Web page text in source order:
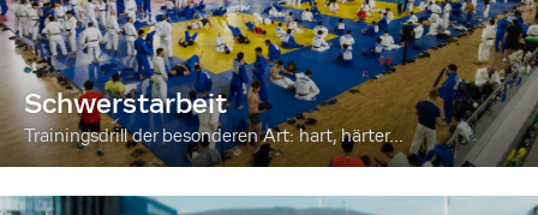
Schwerstarbeit
Trainingsdrill der besonderen Art: hart, härter...